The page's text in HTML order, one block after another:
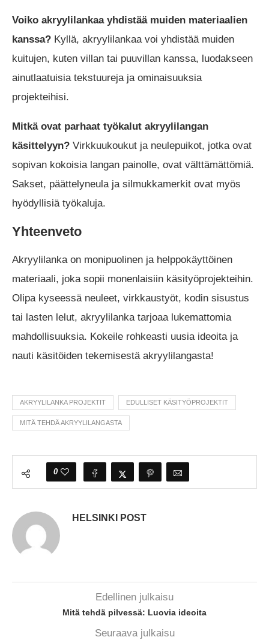
Voiko akryylilankaa yhdistää muiden materiaalien
kanssa? Kyllä, akryylilankaa voi yhdistää muiden
kuitujen, kuten villan tai puuvillan kanssa, luodakseen
ainutlaatuisia tekstuureja ja ominaisuuksia
projekteihisi.
Mitkä ovat parhaat työkalut akryylilangan
käsittelyyn? Virkkuukoukut ja neulepuikot, jotka ovat
sopivan kokoisia langan painolle, ovat välttämättömiä.
Sakset, päättelyneula ja silmukkamerkit ovat myös
hyödyllisiä työkaluja.
Yhteenveto
Akryylilanka on monipuolinen ja helppokäyttöinen
materiaali, joka sopii monenlaisiin käsityöprojekteihin.
Olipa kyseessä neuleet, virkkaustyöt, kodin sisustus
tai lasten lelut, akryylilanka tarjoaa lukemattomia
mahdollisuuksia. Kokeile rohkeasti uusia ideoita ja
nauti käsitöiden tekemisestä akryylilangasta!
AKRYYLILANKA PROJEKTIT EDULLISET KÄSITYÖPROJEKTIT
MITÄ TEHDÄ AKRYYLILANGASTA
0
HELSINKI POST
Edellinen julkaisu
Mitä tehdä pilvessä: Luovia ideoita
Seuraava julkaisu